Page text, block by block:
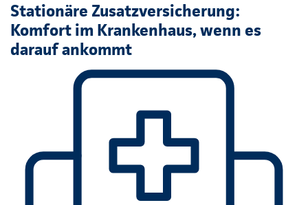
Stationäre Zusatzversicherung:
Komfort im Krankenhaus, wenn es
darauf ankommt